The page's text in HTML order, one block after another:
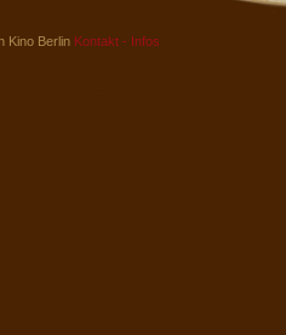
Kino Berlin Kontakt - Infos